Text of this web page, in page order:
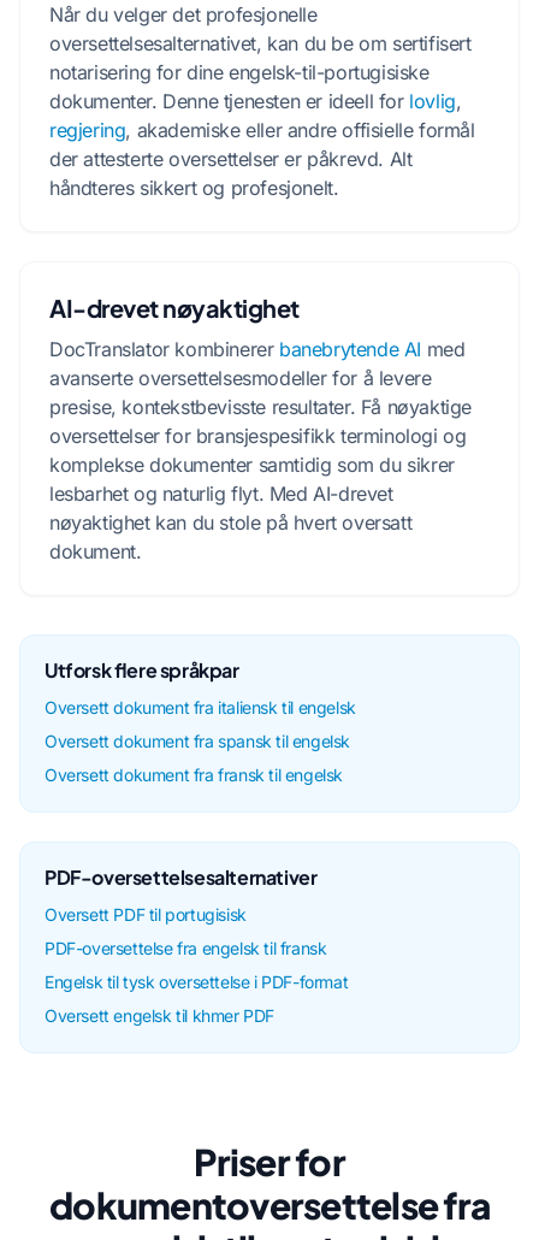
Når du velger det profesjonelle
oversettelsesalternativet, kan du be om sertifisert
notarisering for dine engelsk-til-portugisiske
dokumenter. Denne tjenesten er ideell for lovlig,
regjering, akademiske eller andre offisielle formål
der attesterte oversettelser er påkrevd. Alt
håndteres sikkert og profesjonelt.
AI-drevet nøyaktighet
DocTranslator kombinerer banebrytende AI med
avanserte oversettelsesmodeller for å levere
presise, kontekstbevisste resultater. Få nøyaktige
oversettelser for bransjespesifikk terminologi og
komplekse dokumenter samtidig som du sikrer
lesbarhet og naturlig flyt. Med AI-drevet
nøyaktighet kan du stole på hvert oversatt
dokument.
Utforsk flere språkpar
Oversett dokument fra italiensk til engelsk
Oversett dokument fra spansk til engelsk
Oversett dokument fra fransk til engelsk
PDF-oversettelsesalternativer
Oversett PDF til portugisisk
PDF-oversettelse fra engelsk til fransk
Engelsk til tysk oversettelse i PDF-format
Oversett engelsk til khmer PDF
Priser for
dokumentoversettelse fra